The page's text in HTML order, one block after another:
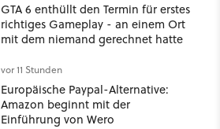
GTA 6 enthüllt den Termin für erstes
richtiges Gameplay - an einem Ort
mit dem niemand gerechnet hatte
vor 11 Stunden
Europäische Paypal-Alternative:
Amazon beginnt mit der
Einführung von Wero